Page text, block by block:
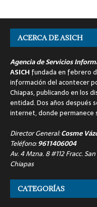
ACERCA DE ASICH
Agencia de Servicios
ASICH fundada en febrero
información del acontecer
Chiapas, publicando en los
entidad. Dos años después
internet, donde permanece
Director General:Cosme
Teléfono:9611406004
Av. 4 Mzna. 8 #112 Fracc.
Chiapas
CATEGORÍAS